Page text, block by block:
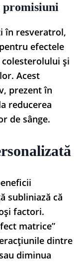
în resveratrol,
efectele
și
Acest
prezent în
reducerea
de sânge.
subliniază că
factori.
matrice”
dintre
diminua